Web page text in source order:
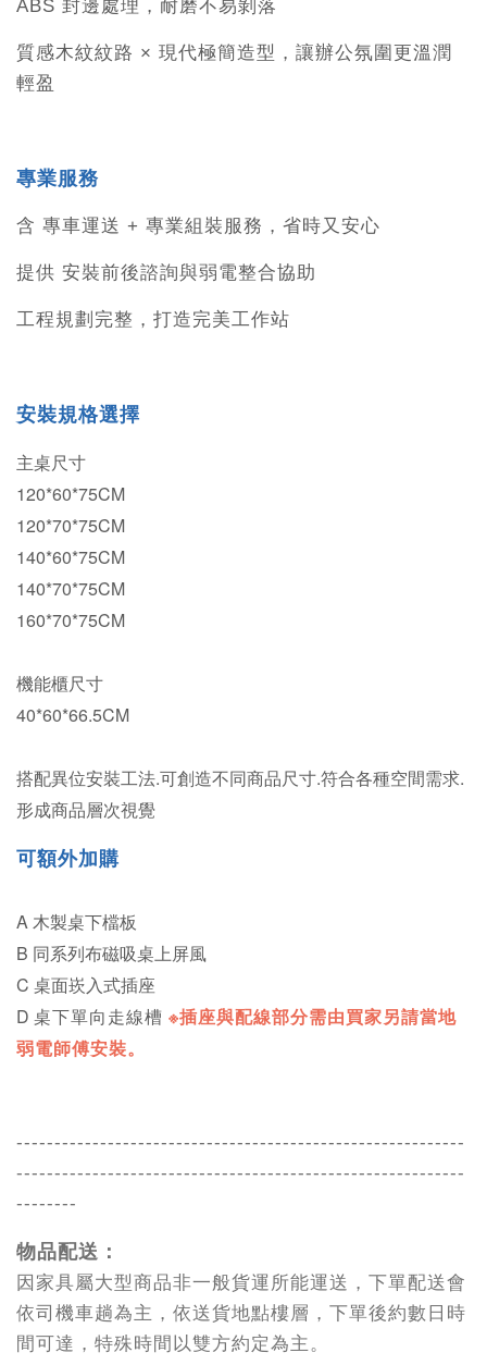
ABS 封邊處理，耐磨不易剝落
質感木紋紋路 × 現代極簡造型，讓辦公氛圍更溫潤
輕盈
專業服務
含 專車運送 + 專業組裝服務，省時又安心
提供 安裝前後諮詢與弱電整合協助
工程規劃完整，打造完美工作站
安裝規格選擇
主桌尺寸
120*60*75CM
120*70*75CM
140*60*75CM
140*70*75CM
160*70*75CM
機能櫃尺寸
40*60*66.5CM
搭配異位安裝工法.可創造不同商品尺寸.符合各種空間需求.
形成商品層次視覺
可額外加購
A 木製桌下檔板
B 同系列布磁吸桌上屏風
C 桌面崁入式插座
D 桌下單向走線槽 ※插座與配線部分需由買家另請當地
弱電師傅安裝。
-----------------------------------------------------------
-----------------------------------------------------------
--------
物品配送：
因家具屬大型商品非一般貨運所能運送，下單配送會
依司機車趟為主，依送貨地點樓層，下單後約數日時
間可達，特殊時間以雙方約定為主。